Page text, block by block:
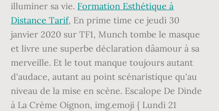
illuminer sa vie. Formation Esthétique à
Distance Tarif, En prime time ce jeudi 30
janvier 2020 sur TF1, Munch tombe le masque
et livre une superbe déclaration dâamour à sa
merveille. Et le tout manque toujours autant
d'audace, autant au point scénaristique qu'au
niveau de la mise en scène. Escalope De Dinde
à La Crème Oignon, img.emoji { Lundi 21